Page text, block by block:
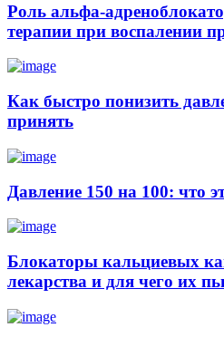
Роль альфа-
терапии при воспалении
Как быстро понизить
принять
Давление 150 на 100: что
Блокаторы кальциевых
лекарства и для чего их